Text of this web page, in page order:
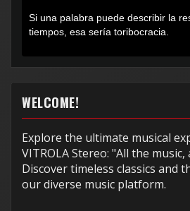
Si una palabra puede describir la
tiempos, esa sería toribocracia.
WELCOME!
Explore the ultimate musical
VITROLA Stereo: "All the
Discover timeless classics and
our diverse music platform.